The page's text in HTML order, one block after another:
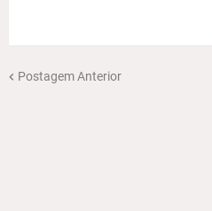
Postagem Anterior